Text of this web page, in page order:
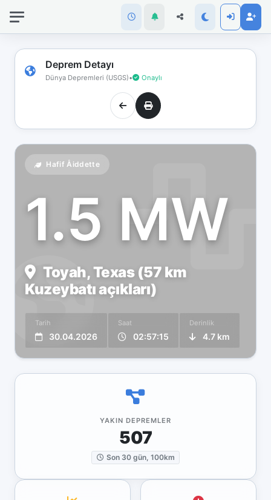
Deprem Detayı
Dünya Depremleri (USGS)• Onaylı
Hafif Åiddette
1.5 MW
Toyah, Texas (57 km
Kuzeybatı açıkları)
Tarih
30.04.2026
Saat
02:57:15
Derinlik
4.7 km
YAKIN DEPREMLER
507
Son 30 gün, 100km
bağlantınız
koptu!
Çevrimdışı
moddasınız.